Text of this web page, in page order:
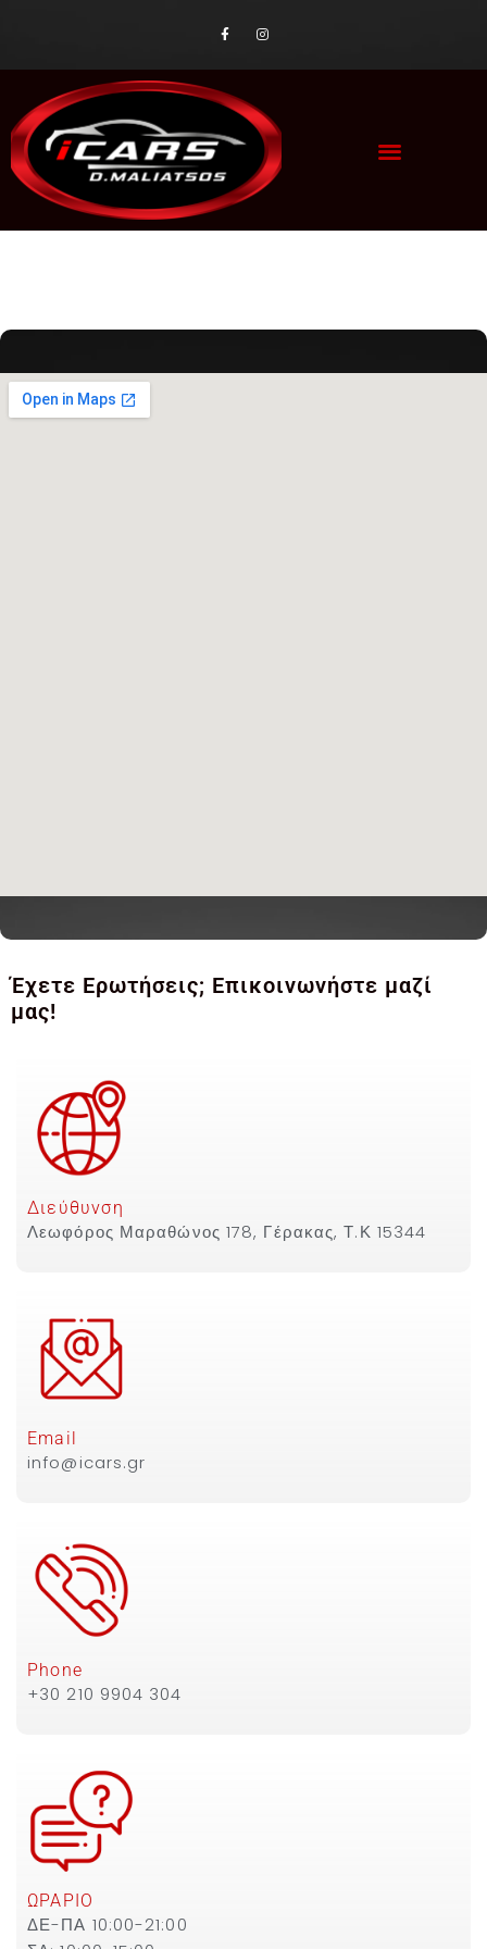
Έχετε Ερωτήσεις; Επικοινωνήστε μαζί
μας!
Διεύθυνση
Λεωφόρος Μαραθώνος 178, Γέρακας, Τ.Κ 15344
Email
info@icars.gr
Phone
+30 210 9904 304
ΩΡΑΡΙΟ
ΔΕ-ΠΑ 10:00-21:00